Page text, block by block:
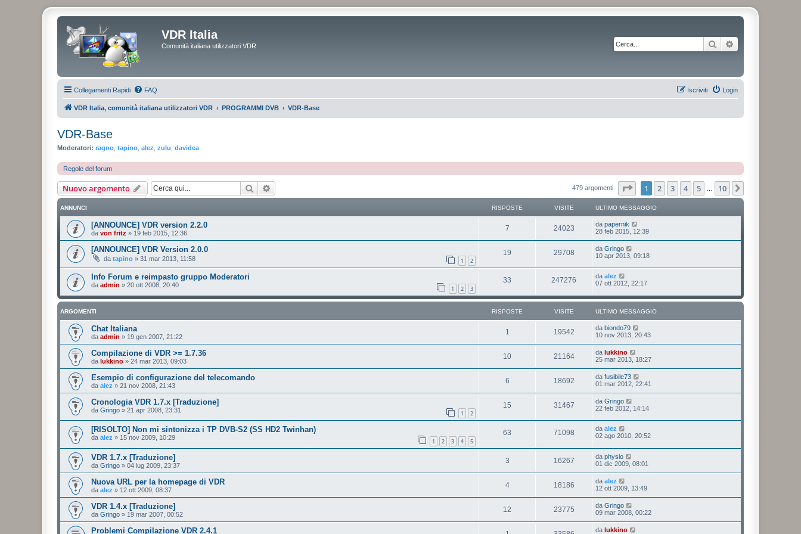
VDR Italia
Comunità italiana utilizzatori VDR Cerca
Collegamenti Rapidi FAQ Login
Iscriviti
VDR Italia, comunità italiana utilizzatori VDR PROGRAMMI DVB VDR-Base
VDR-Base
Moderatori: ragno tapino alez zulu davidea
Regole del forum
Nuovo argomento Cerca 479 argomenti Pagina1 di
1 2 3 4 5 10
ANNUNCI RISPOSTE VISITE ULTIMO MESSAGGIO
[ANNOUNCE] VDR version 2.2.0
da von fritz » 19 feb 2015, 12:36
7 24023 da papernik
28 feb 2015, 12:39
[ANNOUNCE] VDR Version 2.0.0
da tapino » 31 mar 2013, 11:58 1 2
19 29708 da Gringo
10 apr 2013, 09:18
Info Forum e reimpasto gruppo Moderatori
da admin » 20 ott 2008, 20:40 1 2 3
33 247276 da alez
07 ott 2012, 22:17
ARGOMENTI RISPOSTE VISITE ULTIMO MESSAGGIO
Chat Italiana
da admin » 19 gen 2007, 21:22
1 19542 da biondo79
10 nov 2013, 20:43
Compilazione di VDR >= 1.7.36
da lukkino » 24 mar 2013, 09:03
10 21164 da lukkino
25 mar 2013, 18:27
Esempio di configurazione del telecomando
da alez » 21 nov 2008, 21:43
6 18692 da fusibile73
01 mar 2012, 22:41
Cronologia VDR 1.7.x [Traduzione]
da Gringo » 21 apr 2008, 23:31 1 2
15 31467 da Gringo
22 feb 2012, 14:14
[RISOLTO] Non mi sintonizza i TP DVB-S2 (SS HD2 Twinhan)
da alez » 15 nov 2009, 10:29 1 2 3 4 5
63 71098 da alez
02 ago 2010, 20:52
VDR 1.7.x [Traduzione]
da Gringo » 04 lug 2009, 23:37
3 16267 da physio
01 dic 2009, 08:01
Nuova URL per la homepage di VDR
da alez » 12 ott 2009, 08:37
4 18186 da alez
12 ott 2009, 13:49
VDR 1.4.x [Traduzione]
da Gringo » 19 mar 2007, 00:52
12 23775 da Gringo
09 mar 2008, 00:22
Problemi Compilazione VDR 2.4.1 da lukkino